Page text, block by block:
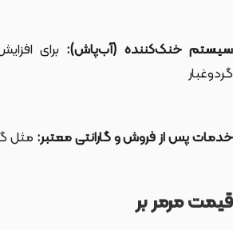
سیستم خنک‌کننده (آب‌پاش): برای
گردوغبار
خدمات پس از فروش و گارانتی معتبر: مثل
قیمت مرمر بر